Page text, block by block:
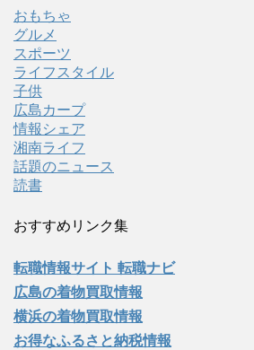
おもちゃ
グルメ
スポーツ
ライフスタイル
子供
広島カープ
情報シェア
湘南ライフ
話題のニュース
読書
おすすめリンク集
転職情報サイト 転職ナビ
広島の着物買取情報
横浜の着物買取情報
お得なふるさと納税情報